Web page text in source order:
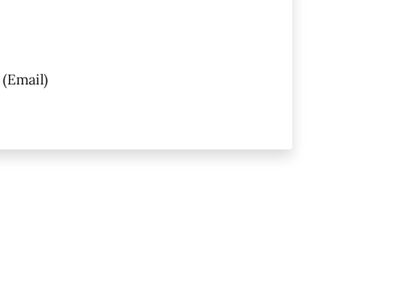
(Email)